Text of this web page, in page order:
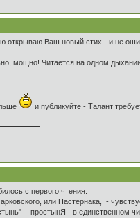
открываю Ваш новый стих - и не
мощно! Читается на одном
и публикуйте - Талант
с первого чтения.
или Пастернака, -
- простынЯ - в единственном